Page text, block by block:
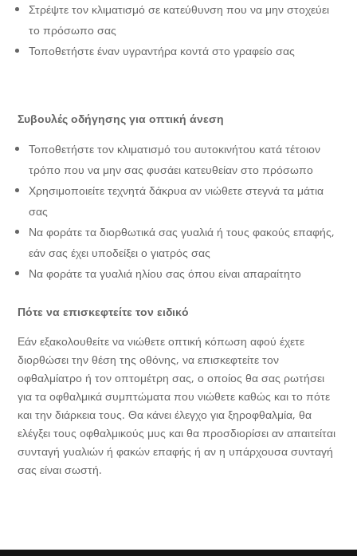
Στρέψτε τον κλιματισμό σε κατεύθυνση που να μην στοχεύει
το πρόσωπο σας
Τοποθετήστε έναν υγραντήρα κοντά στο γραφείο σας
Συβουλές οδήγησης για οπτική άνεση
Τοποθετήστε τον κλιματισμό του αυτοκινήτου κατά τέτοιον
τρόπο που να μην σας φυσάει κατευθείαν στο πρόσωπο
Χρησιμοποιείτε τεχνητά δάκρυα αν νιώθετε στεγνά τα μάτια
σας
Να φοράτε τα διορθωτικά σας γυαλιά ή τους φακούς επαφής,
εάν σας έχει υποδείξει ο γιατρός σας
Να φοράτε τα γυαλιά ηλίου σας όπου είναι απαραίτητο
Πότε να επισκεφτείτε τον ειδικό
Εάν εξακολουθείτε να νιώθετε οπτική κόπωση αφού έχετε
διορθώσει την θέση της οθόνης, να επισκεφτείτε τον
οφθαλμίατρο ή τον οπτομέτρη σας, ο οποίος θα σας ρωτήσει
για τα οφθαλμικά συμπτώματα που νιώθετε καθώς και το πότε
και την διάρκεια τους. Θα κάνει έλεγχο για ξηροφθαλμία, θα
ελέγξει τους οφθαλμικούς μυς και θα προσδιορίσει αν απαιτείται
συνταγή γυαλιών ή φακών επαφής ή αν η υπάρχουσα συνταγή
σας είναι σωστή.